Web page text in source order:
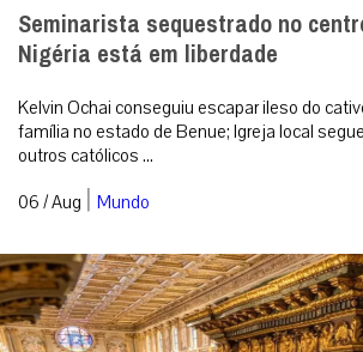
Seminarista sequestrado no
Nigéria está em liberdade
Kelvin Ochai conseguiu escapar ileso do
família no estado de Benue; Igreja local
outros católicos ...
06 / Aug | Mundo